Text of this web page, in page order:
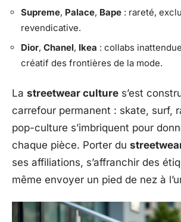
Supreme, Palace, Bape : rareté,
revendicative.
Dior, Chanel, Ikea : collabs
créatif des frontières de la mode.
La streetwear culture s’est
carrefour permanent : skate, surf,
pop-culture s’imbriquent pour
chaque pièce. Porter du
ses affiliations, s’affranchir des
même envoyer un pied de nez à